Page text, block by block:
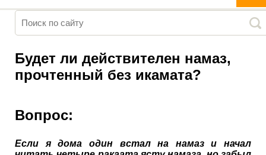
Будет ли действителен намаз,
прочтенный без икамата?
Вопрос:
Если я дома один встал на намаз и начал